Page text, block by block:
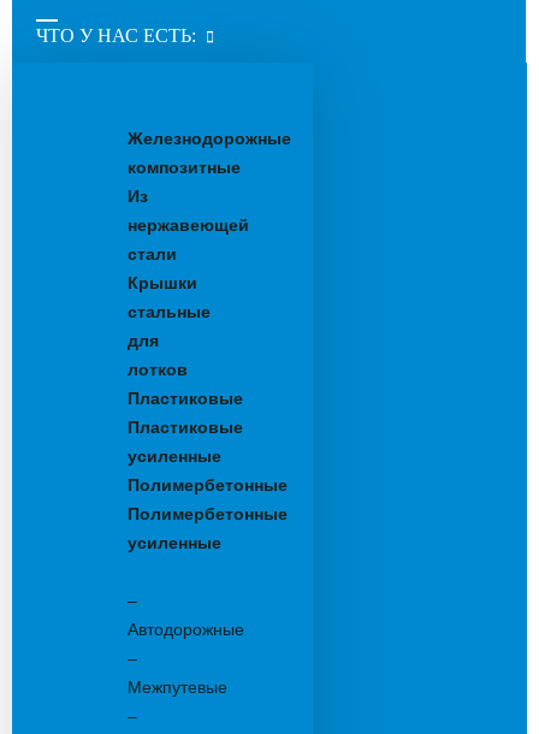
ЧТО У НАС ЕСТЬ:
Железнодорожные
композитные
Из
нержавеющей
стали
Крышки
стальные
для
лотков
Пластиковые
Пластиковые
усиленные
Полимербетонные
Полимербетонные
усиленные
–
Автодорожные
–
Межпутевые
–